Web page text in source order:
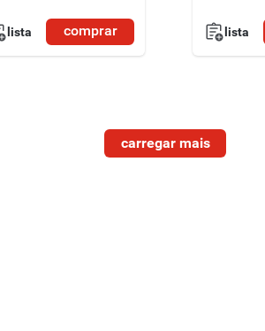
lista comprar lista